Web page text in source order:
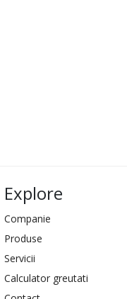
Explore
Companie
Produse
Servicii
Calculator greutati